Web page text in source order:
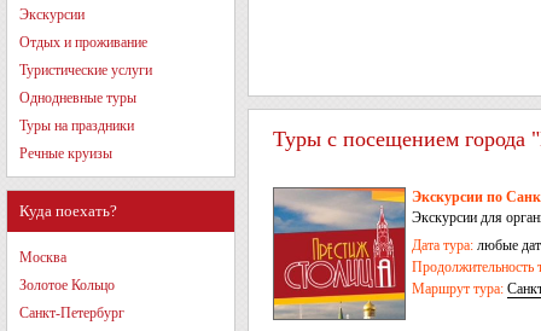
Экскурсии
Отдых и проживание
Туристические услуги
Однодневные туры
Туры на праздники
Речные круизы
Куда поехать?
Москва
Золотое Кольцо
Санкт-Петербург
Туры с посещением города
Экскурсии по
Экскурсии для
Дата тура: любые
Продолжительность
Маршрут тура: